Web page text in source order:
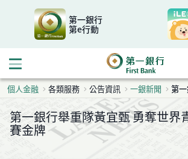
第一銀行
第e行動
開啟行動選單
個人金融 各類服務 公告資訊 一銀新聞 第
第一銀行舉重隊黃宜甄 勇奪世界
賽金牌